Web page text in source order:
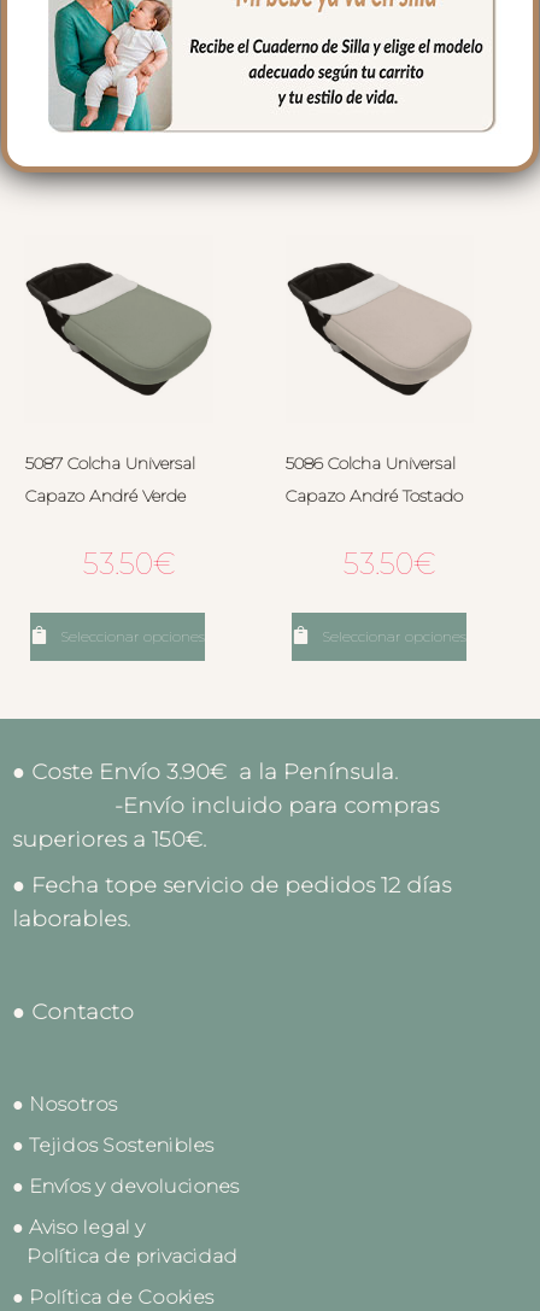
PRODUCTOS
RELACIONADOS
5087 Colcha Universal
Capazo André Verde
53.50€
Seleccionar opciones
5086 Colcha Universal
Capazo André Tostado
53.50€
Seleccionar opciones
● Coste Envío 3.90€ a la Península.
-Envío incluido para compras
superiores a 150€.
● Fecha tope servicio de pedidos 12 días
laborables.
● Contacto
● Nosotros
● Tejidos Sostenibles
● Envíos y devoluciones
● Aviso legal y
Política de privacidad
● Política de Cookies